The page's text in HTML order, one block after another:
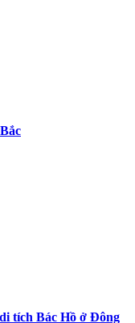
tích Bác Hồ ở Đông